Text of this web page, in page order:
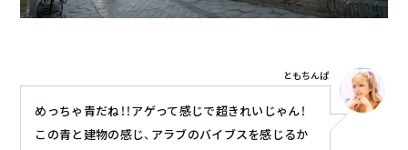
めっちゃ青だね！！アゲって感じで超きれいじゃん！
この青と建物の感じ、アラブのバイブスを感じるか
ともちんぱ